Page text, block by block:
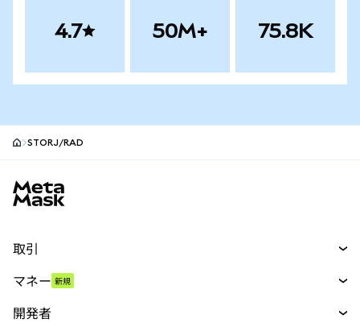
4.7 50M+ 75.8K
STORJ/RAD
取引
パーペチュアル
マネー 新規
開発者